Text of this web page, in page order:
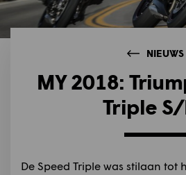
NIEUWS
MY 2018:
Triple S/
De Speed Triple was stilaan tot